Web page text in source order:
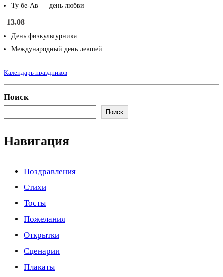
Ту бе-Ав — день любви
13.08
День физкультурника
Международный день левшей
Календарь праздников
Поиск
Поиск
Навигация
Поздравления
Стихи
Тосты
Пожелания
Открытки
Сценарии
Плакаты